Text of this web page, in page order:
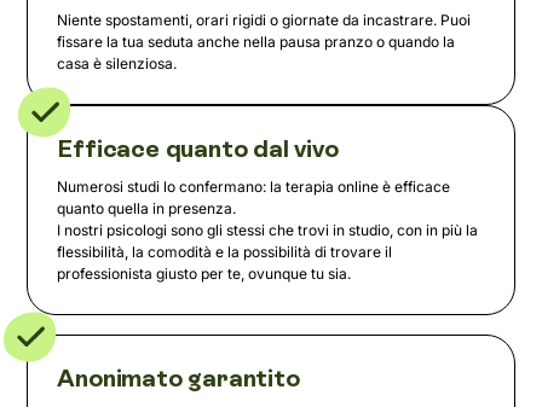
Niente spostamenti, orari rigidi o giornate da incastrare. Puoi
fissare la tua seduta anche nella pausa pranzo o quando la
casa è silenziosa.
Efficace quanto dal vivo
Numerosi studi lo confermano: la terapia online è efficace
quanto quella in presenza.
I nostri psicologi sono gli stessi che trovi in studio, con in più la
flessibilità, la comodità e la possibilità di trovare il
professionista giusto per te, ovunque tu sia.
Anonimato garantito